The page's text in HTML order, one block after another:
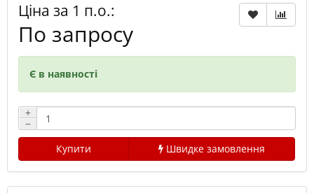
Ціна за 1 п.о.:
По запросу
Є в наявності
+
−
Купити
Швидке замовлення